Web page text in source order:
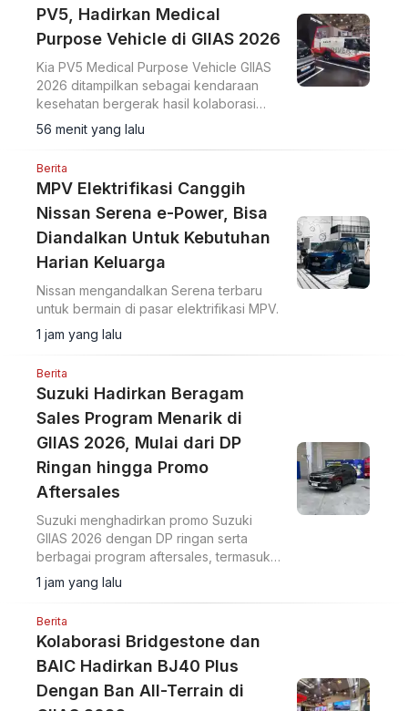
PV5, Hadirkan Medical
Purpose Vehicle di GIIAS 2026
Kia PV5 Medical Purpose Vehicle GIIAS
2026 ditampilkan sebagai kendaraan
kesehatan bergerak hasil kolaborasi
dengan Eka Hospital dan mitra lainnya.
56 menit yang lalu
Berita
MPV Elektrifikasi Canggih
Nissan Serena e-Power, Bisa
Diandalkan Untuk Kebutuhan
Harian Keluarga
Nissan mengandalkan Serena terbaru
untuk bermain di pasar elektrifikasi MPV.
1 jam yang lalu
Berita
Suzuki Hadirkan Beragam
Sales Program Menarik di
GIIAS 2026, Mulai dari DP
Ringan hingga Promo
Aftersales
Suzuki menghadirkan promo Suzuki
GIIAS 2026 dengan DP ringan serta
berbagai program aftersales, termasuk
diskon suku cadang dan voucher selama
pameran di ICE BSD City.
1 jam yang lalu
Berita
Kolaborasi Bridgestone dan
BAIC Hadirkan BJ40 Plus
Dengan Ban All-Terrain di